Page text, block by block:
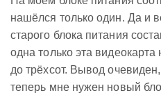
нашёлся только один. Да и
старого блока питания
одна только эта
до трёхсот. Вывод
теперь мне нужен новый